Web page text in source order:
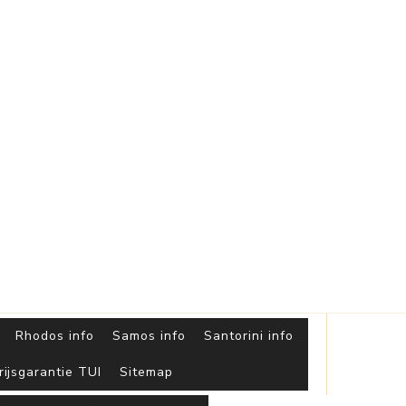
Rhodos info Samos info Santorini info
TUI Sitemap